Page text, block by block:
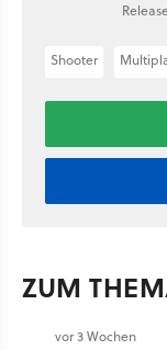
Shooter
ZUM
vor 3 Wochen